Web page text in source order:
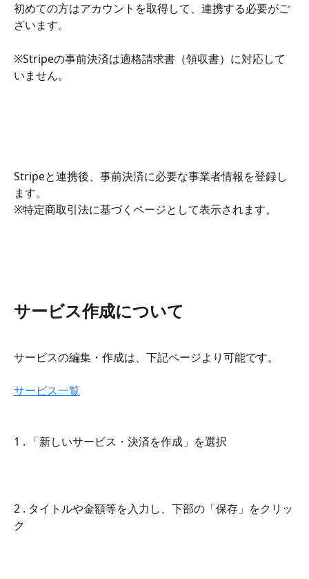
初めての方はアカウントを取得して、連携する必要がご
ざいます。
※Stripeの事前決済は適格請求書（領収書）に対応して
いません。
Stripeと連携後、事前決済に必要な事業者情報を登録し
ます。
※特定商取引法に基づくページとして表示されます。
サービス作成について
サービスの編集・作成は、下記ページより可能です。
サービス一覧
1 . 「新しいサービス・決済を作成」を選択
2 . タイトルや金額等を入力し、下部の「保存」をクリッ
ク